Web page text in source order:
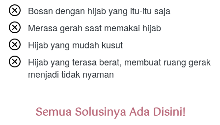
Bosan dengan hijab yang itu-itu saja
Merasa gerah saat memakai hijab
Hijab yang mudah kusut
Hijab yang terasa berat, membuat ruang gerak
menjadi tidak nyaman
Semua Solusinya Ada Disini!